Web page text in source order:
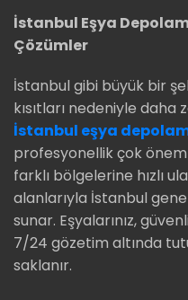
İstanbul Eşya
Çözümler
İstanbul gibi büyük bir
kısıtları nedeniyle daha
İstanbul eşya
profesyonellik çok
farklı bölgelerine hızlı
alanlarıyla İstanbul
sunar. Eşyalarınız,
7/24 gözetim altında
saklanır.